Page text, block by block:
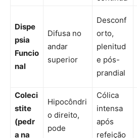
Dispe
psia
Funcio
nal
Difusa no
andar
superior
Desconf
orto,
plenitud
e pós-
prandial
Coleci
stite
(pedr
a na
Hipocôndri
o direito,
pode
Cólica
intensa
após
refeição